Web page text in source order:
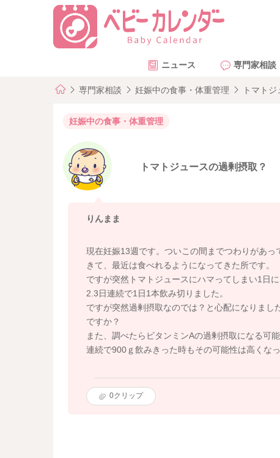
ニュース 専門家相談
専門家相談 妊娠中の食事・体重管理 トマト
妊娠中の食事・体重管理
トマトジュースの過剰摂取？
りんまま
現在妊娠13週です。ついこの間までつわりがあ
きて、最近は食べれるようになってきた所です。
ですが突然トマトジュースにハマってしまい1日
2.3日連続で1日1本飲み切りました。
ですが突然過剰摂取なのでは？と心配になりま
ですか？
また、調べたらビタンミンAの過剰摂取になる可
連続で900ｇ飲みきった時もその可能性は高くな
0クリップ